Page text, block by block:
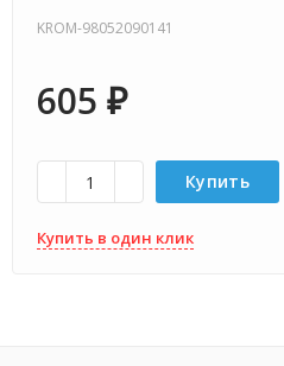
KROM-98052090141
605 ₽
Купить
Купить в один клик